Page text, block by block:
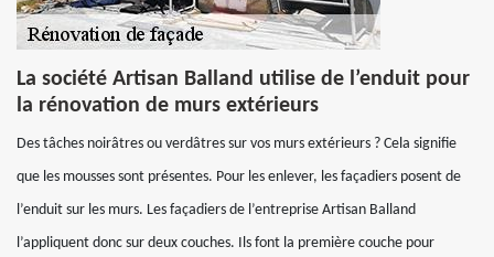
La société Artisan Balland utilise de l’enduit pour
la rénovation de murs extérieurs
Des tâches noirâtres ou verdâtres sur vos murs extérieurs ? Cela signifie
que les mousses sont présentes. Pour les enlever, les façadiers posent de
l’enduit sur les murs. Les façadiers de l’entreprise Artisan Balland
l’appliquent donc sur deux couches. Ils font la première couche pour